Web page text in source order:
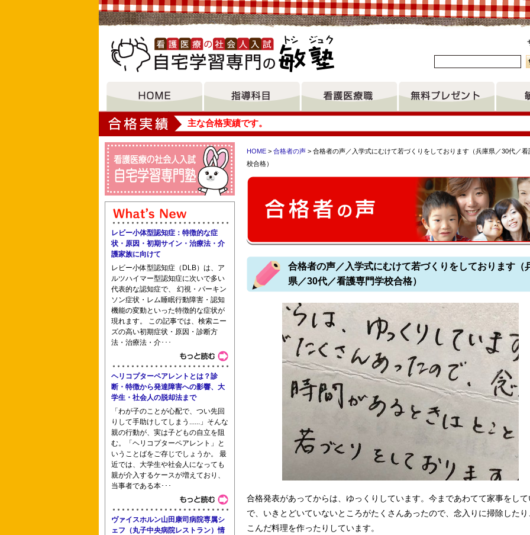
大垣女子短期大学 主な合格実績です。
宮本看護専門学校 認定看護師教育課程皮膚・排泄ケア分野 鹿児島中央看護学校 九州女子大学家政学
桶川伊奈北本准看護学校 桑名看護専門学校 北海道看護専門学校 東京都立府中看護専門学校
東京都立板橋看護専門学校 都立青梅看護専門学校 都立広尾看護専門学校等 日本医科学大学校 東京衛
済生会湘南平塚病院 平塚市民病院 中部リハビリテーション専門学校 早稲田医療技術専門学校保健学
学校法人湘央学園浦添看護学校 済生会川口看護専門学校 御殿場看護学校 長野看護専門学
HOME > 合格者の声 > 合格者の声／入学式にむけて若づくりをしております（兵庫県／30代／看
校合格）
合格者の声／入学式にむけて若づくりをしております（
県／30代／看護専門学校合格）
合格発表があってからは、ゆっくりしています。今まであわてて家事をし
で、いきとどいていないところがたくさんあったので、念入りに掃除した
こんだ料理を作ったりしています。
レビー小体型認知症：特徴的な症
状・原因・初期サイン・治療法・介
護家族に向けて
レビー小体型認知症（DLB）は、ア
ルツハイマー型認知症に次いで多い
代表的な認知症で、 幻視・パーキン
ソン症状・レム睡眠行動障害・認知
機能の変動といった特徴的な症状が
現れます。 この記事では、検索ニー
ズの高い初期症状・原因・診断方
法・治療法・介･･･
ヘリコプターペアレントとは？診
断・特徴から発達障害への影響、大
学生・社会人の脱却法まで
「わが子のことが心配で、つい先回
りして手助けしてしまう......」そんな
親の行動が、実は子どもの自立を阻
む。「ヘリコプターペアレント」と
いうことばをご存じでしょうか。 最
近では、大学生や社会人になっても
親が介入するケースが増えており、
当事者である本･･･
ヴァイスホルン山田康司病院専属シ
ェフ（丸子中央病院レストラン）情